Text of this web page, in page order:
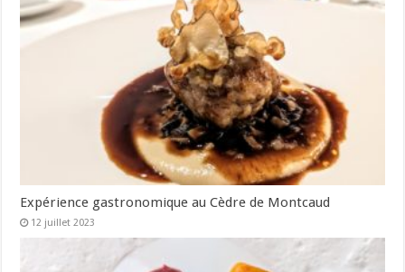
Expérience gastronomique au Cèdre de Montcaud
12 juillet 2023